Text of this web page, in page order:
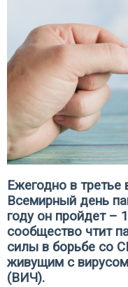
Ежегодно в третье
Всемирный день
году он пройдет –
сообщество чтит
силы в борьбе со
живущим с
(ВИЧ).